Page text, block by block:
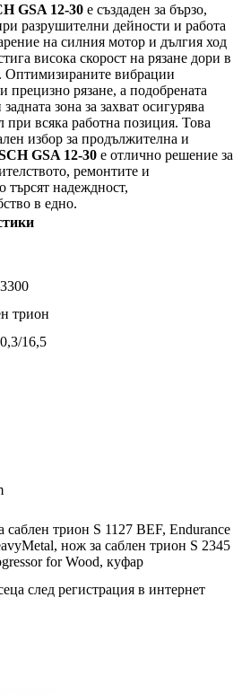
GSA 12-30 е създаден за бързо,
разрушителни дейности и работа
на силния мотор и дългия ход
висока скорост на рязане дори в
Оптимизираните вибрации
прецизно рязане, а подобрената
зона за захват осигурява
всяка работна позиция. Това
избор за продължителна и
GSA 12-30 е отлично решение за
ремонтите и
търсят надеждност,
в едно.
трион
16,5
саблен трион S 1127 BEF, Endurance
нож за саблен трион S 2345
for Wood, куфар
след регистрация в интернет